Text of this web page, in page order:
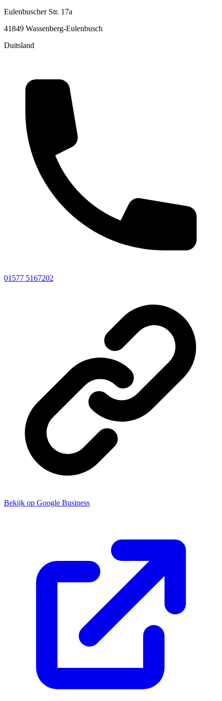
Eulenbuscher Str. 17a
41849 Wassenberg-Eulenbusch
Duitsland
01577 5167202
Bekijk op Google Business